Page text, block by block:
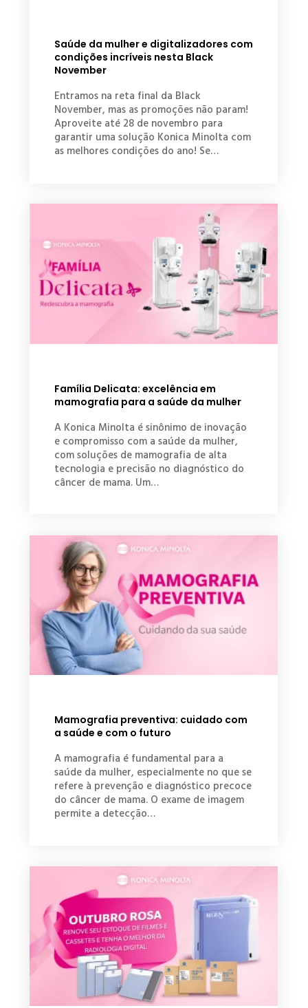
Saúde da mulher e digitalizadores com
condições incríveis nesta Black
November
Entramos na reta final da Black
November, mas as promoções não param!
Aproveite até 28 de novembro para
garantir uma solução Konica Minolta com
as melhores condições do ano! Se…
Família Delicata: excelência em
mamografia para a saúde da mulher
A Konica Minolta é sinônimo de inovação
e compromisso com a saúde da mulher,
com soluções de mamografia de alta
tecnologia e precisão no diagnóstico do
câncer de mama. Um…
Mamografia preventiva: cuidado com
a saúde e com o futuro
A mamografia é fundamental para a
saúde da mulher, especialmente no que se
refere à prevenção e diagnóstico precoce
do câncer de mama. O exame de imagem
permite a detecção…